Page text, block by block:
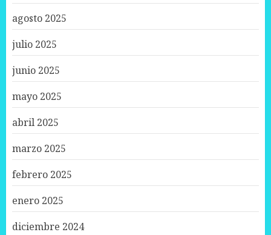
agosto 2025
julio 2025
junio 2025
mayo 2025
abril 2025
marzo 2025
febrero 2025
enero 2025
diciembre 2024